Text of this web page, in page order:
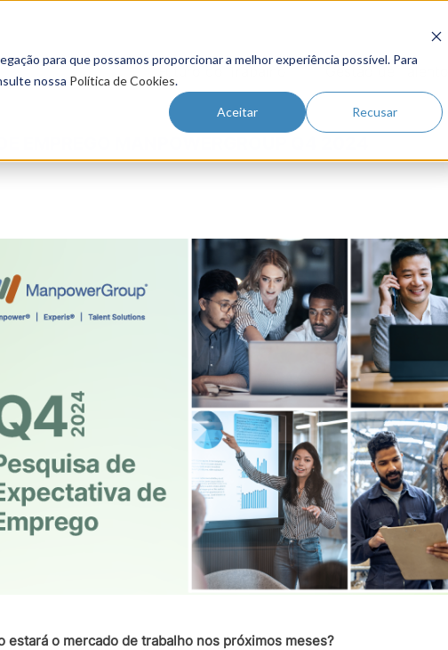
para que possamos proporcionar a melhor experiência possível. Para
nossa Política de Cookies.
Aceitar Recusar
Futuro do Trabalho Gestão de Talentos
estará o mercado de trabalho nos próximos meses?